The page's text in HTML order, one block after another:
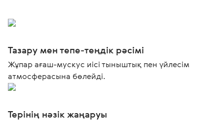
Тазару мен тепе-теңдік рәсімі
Жұпар ағаш-мускус иісі тыныштық пен үйлесім
атмосферасына бөлейді.
Терінің нәзік жаңаруы